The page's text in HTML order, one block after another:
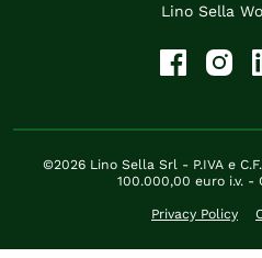
Lino Sella
©2026 Lino Sella Srl - P.IVA e
100.000,00 euro i.v. -
Privacy Policy